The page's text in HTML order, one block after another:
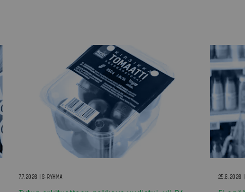
7.7.2026 | S-RYHMÄ 25.6.2026 |